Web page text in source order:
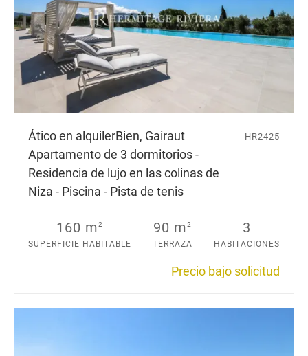
Ático en alquilerBien, Gairaut
Apartamento de 3 dormitorios -
Residencia de lujo en las colinas de
Niza - Piscina - Pista de tenis
HR2425
160 m2
SUPERFICIE HABITABLE
90 m2
TERRAZA
3
HABITACIONES
Precio bajo solicitud